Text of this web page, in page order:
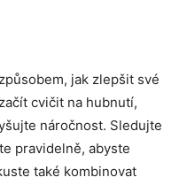
jak zlepšit své
cvičit na hubnutí,
náročnost. Sledujte
pravidelně, abyste
také kombinovat